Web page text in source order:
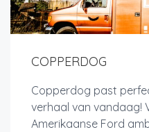
COPPERDOG
Copperdog past
verhaal van vandaag!
Amerikaanse Ford